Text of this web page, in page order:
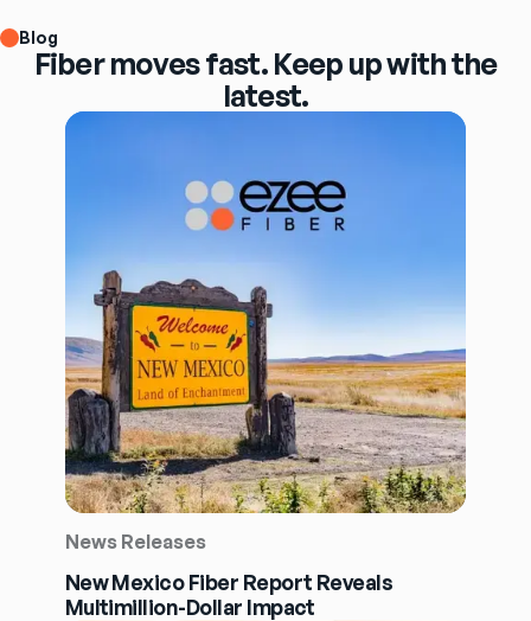
Blog
Fiber moves fast. Keep up with the
latest.
News Releases
New Mexico Fiber Report Reveals
Multimillion-Dollar Impact